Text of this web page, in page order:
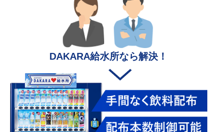
飲料の発注管理や補充作業が、現場の大きな負担となって
利用実績の可視化ができておらず、適切な配布管理ができ
DAKARA給水所なら解決！